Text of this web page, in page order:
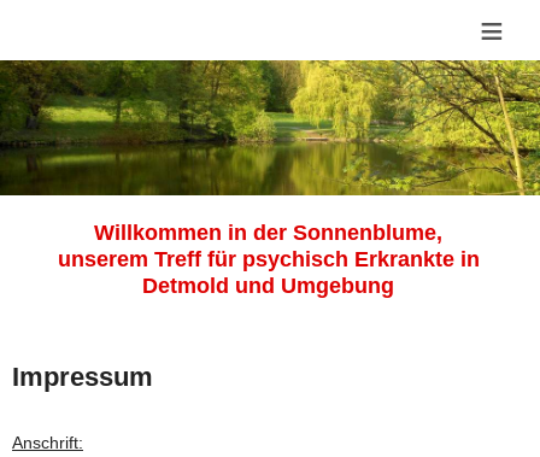
≡
Willkommen in der Sonnenblume,
unserem Treff für psychisch Erkrankte in
Detmold und Umgebung
Impressum
Anschrift: